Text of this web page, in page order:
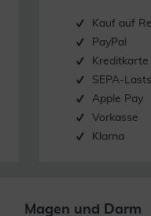
Kauf auf
PayPal
Kreditkarte
SEPA-
Apple Pay
Vorkasse
Klarna
Magen und Darm